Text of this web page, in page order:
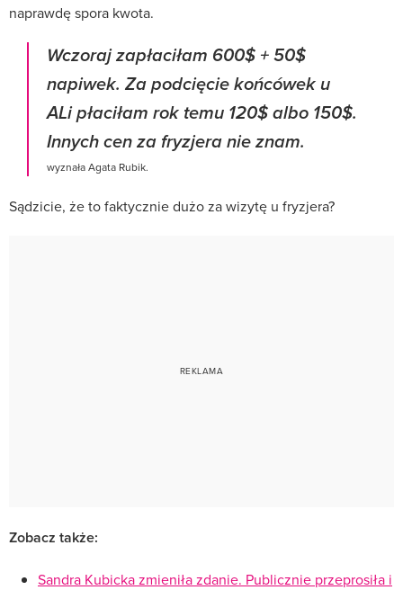
naprawdę spora kwota.
Wczoraj zapłaciłam 600$ + 50$
napiwek. Za podcięcie końcówek u
ALi płaciłam rok temu 120$ albo 150$.
Innych cen za fryzjera nie znam.
wyznała Agata Rubik.
Sądzicie, że to faktycznie dużo za wizytę u fryzjera?
Zobacz także:
Sandra Kubicka zmieniła zdanie. Publicznie przeprosiła i